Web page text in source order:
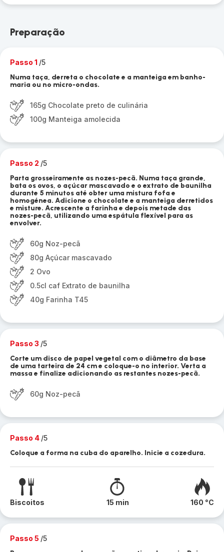
Preparação
Passo 1 /5
Numa taça, derreta o chocolate e a manteiga em banho-
maria ou no micro-ondas.
165g Chocolate preto de culinária
100g Manteiga amolecida
Passo 2 /5
Parta grosseiramente as nozes-pecã. Numa taça grande,
bata os ovos, o açúcar mascavado e o extrato de baunilha
durante 5 minutos até obter uma mistura fofa e
homogénea. Adicione o chocolate e a manteiga derretidos
e misture. Acrescente a farinha e depois metade das
nozes-pecã, utilizando uma espátula flexível para as
envolver.
60g Noz-pecã
80g Açúcar mascavado
2 Ovo
0.5cl caf Extrato de baunilha
40g Farinha T45
Passo 3 /5
Corte um disco de papel vegetal com o diâmetro da base
de uma tarteira de 24 cm e coloque-o no interior. Verta a
massa e finalize adicionando as restantes nozes-pecã.
60g Noz-pecã
Passo 4 /5
Coloque a forma na cuba do aparelho. Inicie a cozedura.
Biscoitos 15 min 160 °C
Passo 5 /5